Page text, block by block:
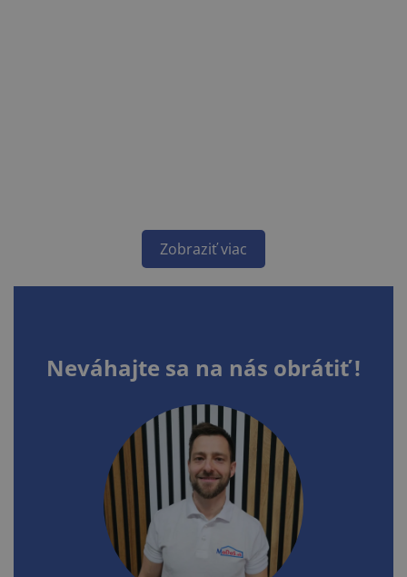
Zobraziť viac
Neváhajte sa na nás obrátiť !